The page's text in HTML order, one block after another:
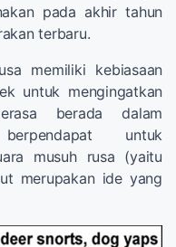
pada akhir tahun
terbaru.
memiliki kebiasaan
untuk mengingatkan
berada dalam
untuk
musuh rusa (yaitu
merupakan ide yang